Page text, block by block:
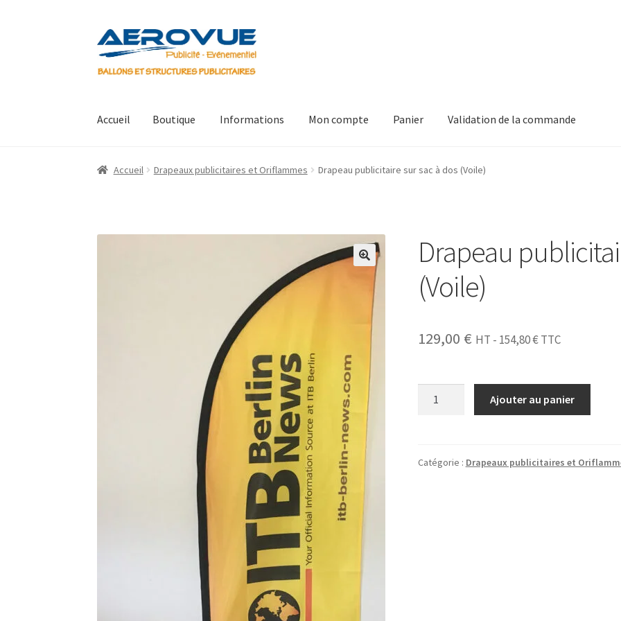
Aller
à
la
Aller
au
contenu
Accueil Boutique Informations Mon compte Panier Validation de la commande
Accueil Boutique Informations Mon compte Panier Validation de la commande
Accueil Drapeaux publicitaires et Oriflammes Drapeau publicitaire sur sac à dos (Voile)
Drapeau
(Voile)
129,00 € HT - 154,80€TTC
sur
Ajouter au panier
Catégorie : Drapeaux publicitaires et